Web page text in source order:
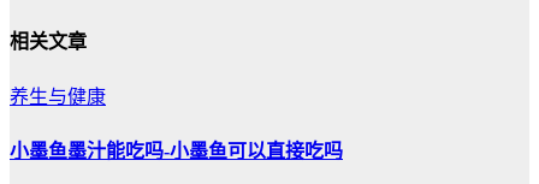
相关文章
养生与健康
小墨鱼墨汁能吃吗-小墨鱼可以直接吃吗